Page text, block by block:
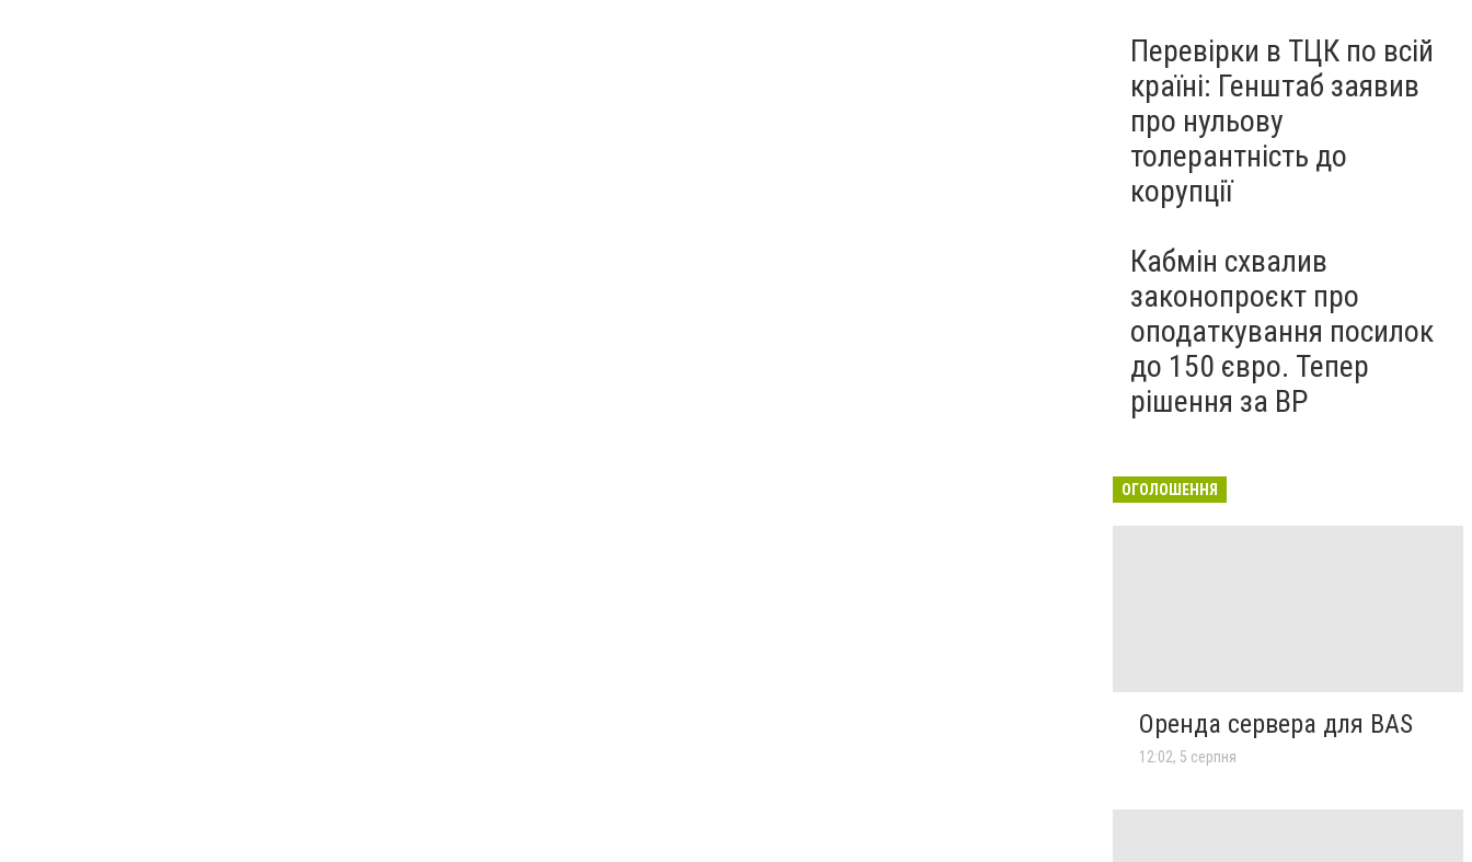
Перевірки в ТЦК по всій
країні: Генштаб заявив
про нульову
толерантність до
корупції
Кабмін схвалив
законопроєкт про
оподаткування посилок
до 150 євро. Тепер
рішення за ВР
ОГОЛОШЕННЯ
Оренда сервера для BAS
12:02, 5 серпня